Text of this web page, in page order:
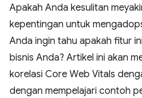
Apakah Anda kesulitan
kepentingan untuk
Anda ingin tahu apakah fitur
bisnis Anda? Artikel ini akan
korelasi Core Web Vitals
dengan mempelajari contoh